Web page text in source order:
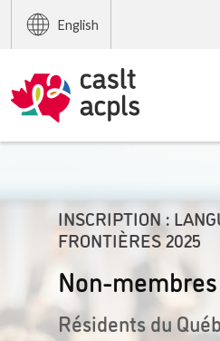
English
INSCRIPTION :
FRONTIÈRES 2025
Non-membres
Résidents du